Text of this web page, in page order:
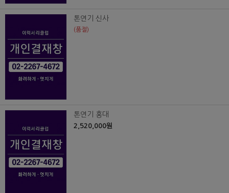
톤연기 신사
(품절)
톤연기 홍대
2,520,000원